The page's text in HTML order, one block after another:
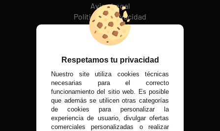
Aviso Legal
Política de Privacidad
Política de cookies
REDES SOCIALES
MÉTODOS DE PAGO
VISITA NUESTRA TIENDA FÍSICA
Respetamos tu privacidad
Nuestro site utiliza cookies técnicas
necesarias para el correcto
funcionamiento del sitio web. Es posible
que además se utilicen otras categorías
de cookies para personalizar la
experiencia de usuario, divulgar ofertas
comerciales personalizadas o realizar